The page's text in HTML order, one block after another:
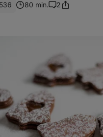
536 80 min.
Komentáře
2Sdílet